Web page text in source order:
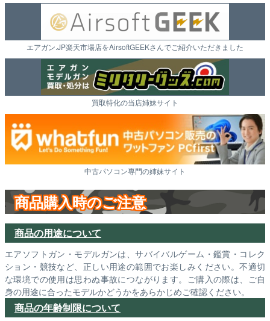
エアガン.JP楽天市場店をAirsoftGEEKさんでご紹介いただきました
買取特化の当店姉妹サイト
中古パソコン専門の姉妹サイト
商品購入時のご注意
商品の用途について
エアソフトガン・モデルガンは、サバイバルゲーム・鑑賞・コレク
ション・競技など、正しい用途の範囲でお楽しみください。不適切
な環境での使用は思わぬ事故につながります。ご購入の際は、ご自
身の用途に合ったモデルかどうかをあらかじめご確認ください。
商品の年齢制限について